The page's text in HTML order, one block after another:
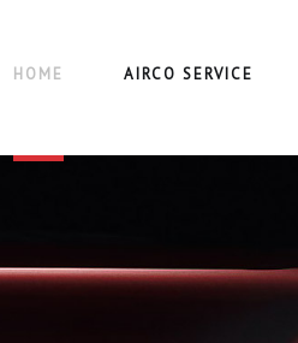
HOME AIRCO SERVICE